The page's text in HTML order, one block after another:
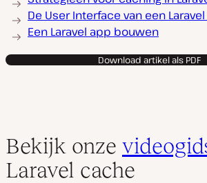
De User Interface van een
Een Laravel app bouwen
Download artikel als PDF
Bekijk onze
Laravel cache